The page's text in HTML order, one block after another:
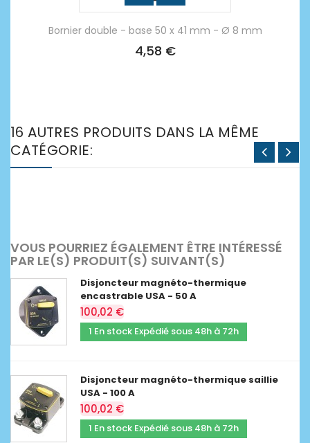
Bornier double - base 50 x 41 mm - Ø 8 mm
4,58 €
16 AUTRES PRODUITS DANS LA MÊME
CATÉGORIE:
VOUS POURRIEZ ÉGALEMENT ÊTRE INTÉRESSÉ
PAR LE(S) PRODUIT(S) SUIVANT(S)
Disjoncteur magnéto-thermique
encastrable USA - 50 A
100,02 €
1 En stock Expédié sous 48h à 72h
Disjoncteur magnéto-thermique saillie
USA - 100 A
100,02 €
1 En stock Expédié sous 48h à 72h